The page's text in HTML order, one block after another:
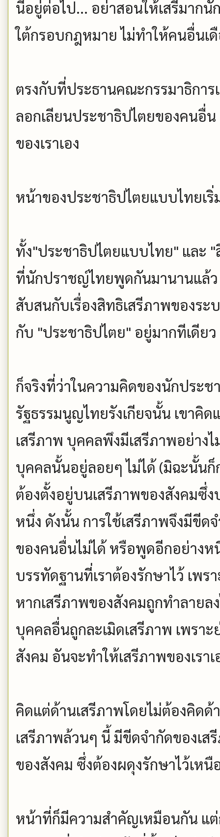
นี้อยู่ต่อไป... อย่าสอนให้เสรีมากนั
ใต้กรอบกฎหมาย ไม่ทำให้คนอื่นเ
ตรงกับที่ประธานคณะกรรมาธิกา
ลอกเลียนประชาธิปไตยของคนอื่
ของเราเอง
หน้าของประชาธิปไตยแบบไทยเริ่
ทั้ง"ประชาธิปไตยแบบไทย" และ
ที่นักปราชญ์ไทยพูดกันมานานแล้
สับสนกับเรื่องสิทธิเสรีภาพของร
กับ "ประชาธิปไตย" อยู่มากทีเดียว
ก็จริงที่ว่าในความคิดของนักประช
รัฐธรรมนูญไทยรังเกียจนั้น เขาคิ
เสรีภาพ บุคคลพึงมีเสรีภาพอย่าง
บุคคลนั้นอยู่ลอยๆ ไม่ได้ (มิฉะนั้นก็
ต้องตั้งอยู่บนเสรีภาพของสังคมซึ่
หนึ่ง ดังนั้น การใช้เสรีภาพจึงมีขีด
ของคนอื่นไม่ได้ หรือพูดอีกอย่างห
บรรทัดฐานที่เราต้องรักษาไว้ เพร
หากเสรีภาพของสังคมถูกทำลายล
บุคคลอื่นถูกละเมิดเสรีภาพ เพรา
สังคม อันจะทำให้เสรีภาพของเรา
คิดแต่ด้านเสรีภาพโดยไม่ต้องคิดด้
เสรีภาพล้วนๆ นี้ มีขีดจำกัดของเ
ของสังคม ซึ่งต้องผดุงรักษาไว้เหนื
หน้าที่ก็มีความสำคัญเหมือนกัน แ